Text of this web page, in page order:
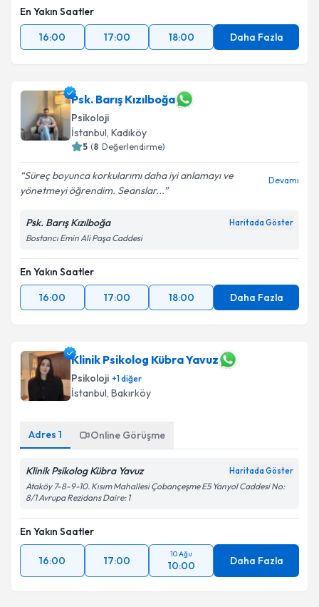
En Yakın Saatler
16:00
17:00 18:00 Daha Fazla
Psk. Barış Kızılboğa
Psikoloji
İstanbul, Kadıköy
5 (8 Değerlendirme)
Süreç boyunca korkularımı daha iyi anlamayı ve
yönetmeyi öğrendim. Seanslar...
Devamı
Psk. Barış Kızılboğa Haritada Göster
Bostancı Emin Ali Paşa Caddesi
En Yakın Saatler
16:00
17:00 18:00 Daha Fazla
Klinik Psikolog Kübra Yavuz
Psikoloji +1diğer
İstanbul, Bakırköy
Adres 1 Online Görüşme
Klinik Psikolog Kübra Yavuz Haritada Göster
Ataköy 7-8-9-10. Kısım Mahallesi Çobançeşme E5 Yanyol Caddesi No:
8/1 Avrupa Rezidans Daire: 1
En Yakın Saatler
16:00 17:00
10 Ağu
10:00 Daha Fazla